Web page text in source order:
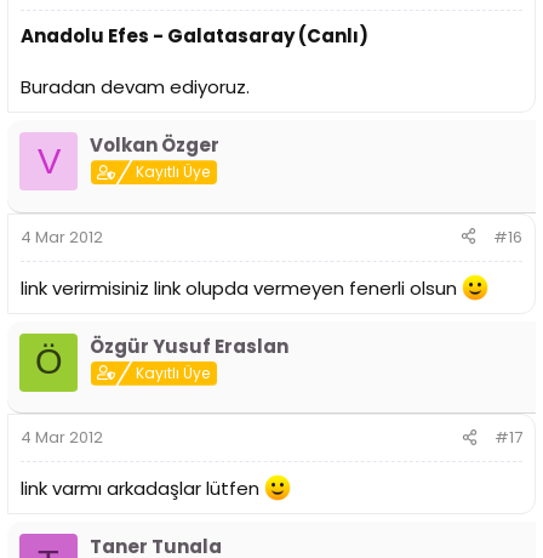
Anadolu Efes - Galatasaray (Canlı)
Buradan devam ediyoruz.
V Volkan Özger
Kayıtlı Üye
4 Mar 2012 #16
link verirmisiniz link olupda vermeyen fenerli olsun
Ö Özgür Yusuf Eraslan
Kayıtlı Üye
4 Mar 2012 #17
link varmı arkadaşlar lütfen
Taner Tunala